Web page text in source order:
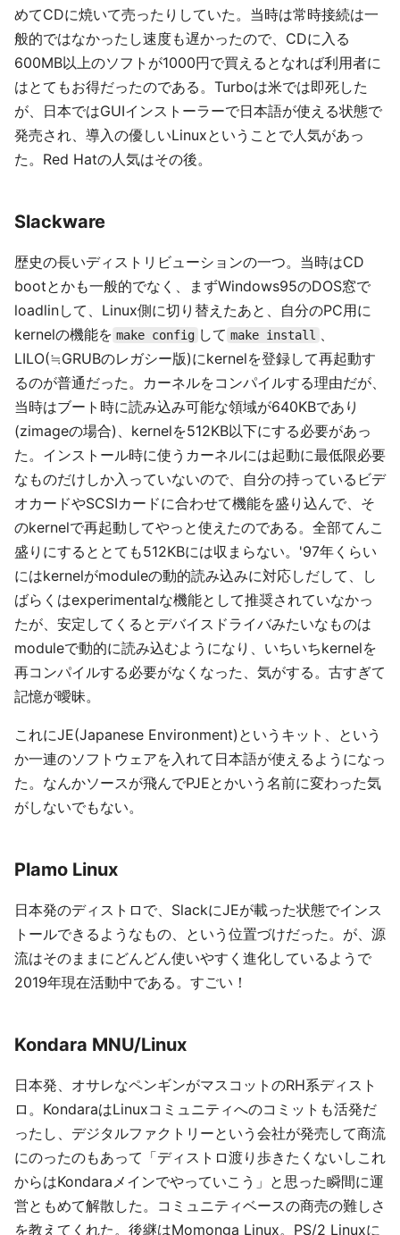
めてCDに焼いて売ったりしていた。当時は常時接続は一
般的ではなかったし速度も遅かったので、CDに入る
600MB以上のソフトが1000円で買えるとなれば利用者に
はとてもお得だったのである。Turboは米では即死した
が、日本ではGUIインストーラーで日本語が使える状態で
発売され、導入の優しいLinuxということで人気があっ
た。Red Hatの人気はその後。
Slackware
歴史の長いディストリビューションの一つ。当時はCD
bootとかも一般的でなく、まずWindows95のDOS窓で
loadlinして、Linux側に切り替えたあと、自分のPC用に
kernelの機能を make config して make install 、
LILO(≒GRUBのレガシー版)にkernelを登録して再起動す
るのが普通だった。カーネルをコンパイルする理由だが、
当時はブート時に読み込み可能な領域が640KBであり
(zimageの場合)、kernelを512KB以下にする必要があっ
た。インストール時に使うカーネルには起動に最低限必要
なものだけしか入っていないので、自分の持っているビデ
オカードやSCSIカードに合わせて機能を盛り込んで、そ
のkernelで再起動してやっと使えたのである。全部てんこ
盛りにするととても512KBには収まらない。'97年くらい
にはkernelがmoduleの動的読み込みに対応しだして、し
ばらくはexperimentalな機能として推奨されていなかっ
たが、安定してくるとデバイスドライバみたいなものは
moduleで動的に読み込むようになり、いちいちkernelを
再コンパイルする必要がなくなった、気がする。古すぎて
記憶が曖昧。
これにJE(Japanese Environment)というキット、という
か一連のソフトウェアを入れて日本語が使えるようになっ
た。なんかソースが飛んでPJEとかいう名前に変わった気
がしないでもない。
Plamo Linux
日本発のディストロで、SlackにJEが載った状態でインス
トールできるようなもの、という位置づけだった。が、源
流はそのままにどんどん使いやすく進化しているようで
2019年現在活動中である。すごい！
Kondara MNU/Linux
日本発、オサレなペンギンがマスコットのRH系ディスト
ロ。KondaraはLinuxコミュニティへのコミットも活発だ
ったし、デジタルファクトリーという会社が発売して商流
にのったのもあって「ディストロ渡り歩きたくないしこれ
からはKondaraメインでやっていこう」と思った瞬間に運
営ともめて解散した。コミュニティベースの商売の難しさ
を教えてくれた。後継はMomonga Linux。PS/2 Linuxに